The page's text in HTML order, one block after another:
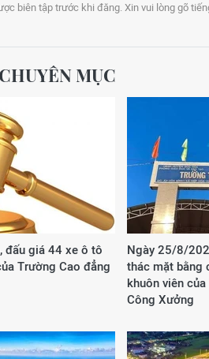
biên tập trước khi đăng. Xin vui lòng gõ
MỤC
đấu giá 44 xe ô tô
Trường Cao đẳng
Ngày 25/8/
thác mặt bằng
khuôn viên
Công Xưởng